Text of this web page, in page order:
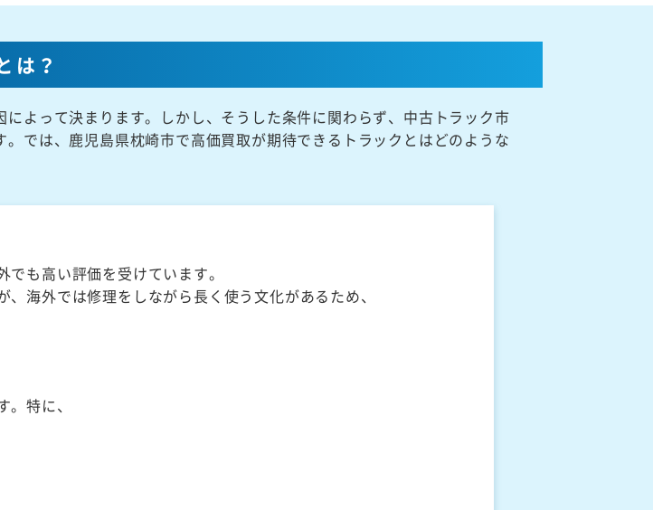
は？
よって決まります。しかし、そうした条件に関わらず、中古トラック市
では、鹿児島県枕崎市で高価買取が期待できるトラックとはどのような
も高い評価を受けています。
海外では修理をしながら長く使う文化があるため、
特に、